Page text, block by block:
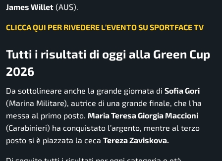
James Willet (AUS).
CLICCA QUI PER RIVEDERE L’EVENTO SU SPORTFACE TV
Tutti i risultati di oggi alla Green Cup
2026
Da sottolineare anche la grande giornata di Sofia Gori
(Marina Militare), autrice di una grande finale, che l’ha
messa al primo posto. Maria Teresa Giorgia Maccioni
(Carabinieri) ha conquistato l’argento, mentre al terzo
posto si è piazzata la ceca Tereza Zaviskova.